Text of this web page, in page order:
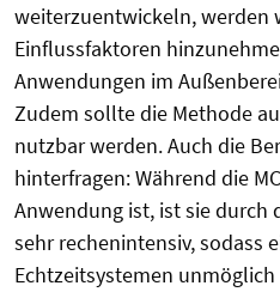
weiterzuentwickeln, werden
Einflussfaktoren
Anwendungen im
Zudem sollte die Methode
nutzbar werden. Auch die
hinterfragen: Während die
Anwendung ist, ist sie durch
sehr rechenintensiv, sodass
Echtzeitsystemen unmöglich